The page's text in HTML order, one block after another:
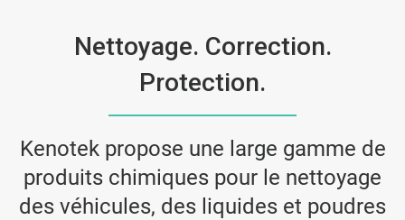
Nettoyage. Correction.
Protection.
Kenotek propose une large gamme de
produits chimiques pour le nettoyage
des véhicules, des liquides et poudres